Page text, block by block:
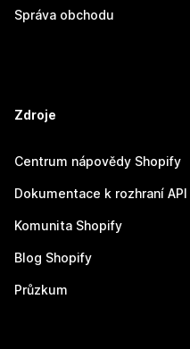
Správa obchodu
Zdroje
Centrum nápovědy Shopify
Dokumentace k rozhraní API
Komunita Shopify
Blog Shopify
Průzkum